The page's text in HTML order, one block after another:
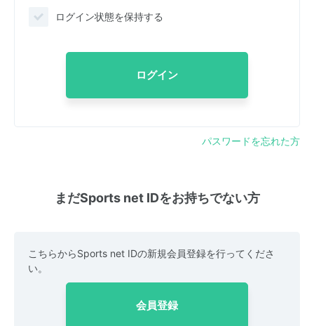
ログイン状態を保持する
ログイン
パスワードを忘れた方
まだSports net IDをお持ちでない方
こちらからSports net IDの新規会員登録を行ってくださ
い。
会員登録